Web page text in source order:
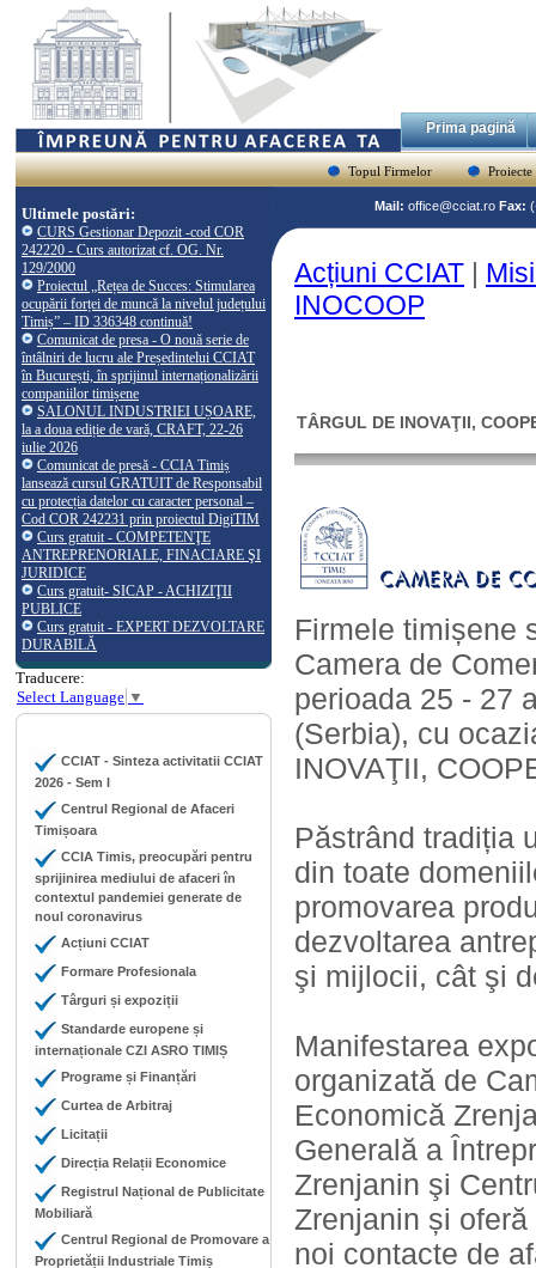
Prima pagină
Topul Firmelor Proiecte
Ultimele postări:
CURS Gestionar Depozit -cod COR
242220 - Curs autorizat cf. OG. Nr.
129/2000
Proiectul „Rețea de Succes: Stimularea
ocupării forței de muncă la nivelul județului
Timiș” – ID 336348 continuă!
Comunicat de presa - O nouă serie de
întâlniri de lucru ale Președintelui CCIAT
în București, în sprijinul internaționalizării
companiilor timișene
SALONUL INDUSTRIEI UȘOARE,
la a doua ediție de vară, CRAFT, 22-26
iulie 2026
Comunicat de presă - CCIA Timiș
lansează cursul GRATUIT de Responsabil
cu protecția datelor cu caracter personal –
Cod COR 242231 prin proiectul DigiTIM
Curs gratuit - COMPETENŢE
ANTREPRENORIALE, FINACIARE ŞI
JURIDICE
Curs gratuit- SICAP - ACHIZIŢII
PUBLICE
Curs gratuit - EXPERT DEZVOLTARE
DURABILĂ
Traducere:
Select Language ▼
CCIAT - Sinteza activitatii CCIAT
2026 - Sem I
Centrul Regional de Afaceri
Timișoara
CCIA Timis, preocupări pentru
sprijinirea mediului de afaceri în
contextul pandemiei generate de
noul coronavirus
Acțiuni CCIAT
Formare Profesionala
Târguri și expoziții
Standarde europene și
internaționale CZI ASRO TIMIȘ
Programe și Finanțări
Curtea de Arbitraj
Licitații
Direcția Relații Economice
Registrul Național de Publicitate
Mobiliară
Centrul Regional de Promovare a
Proprietății Industriale Timiș
Mail: office@cciat.ro Fax:
Acțiuni CCIAT |
INOCOOP
TÂRGUL DE INOVAŢII,
Firmele timișene
Camera de
perioada 25 - 27
(Serbia), cu
INOVAŢII,
Păstrând tradiția
din toate
promovarea
dezvoltarea
şi mijlocii, cât şi
Manifestarea
organizată de
Economică
Generală a
Zrenjanin şi
Zrenjanin și
noi contacte de